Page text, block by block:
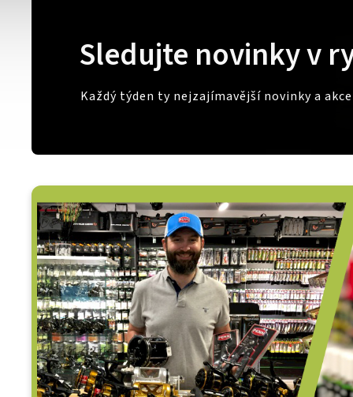
Sledujte novinky v
Každý týden ty nejzajímavější novinky a